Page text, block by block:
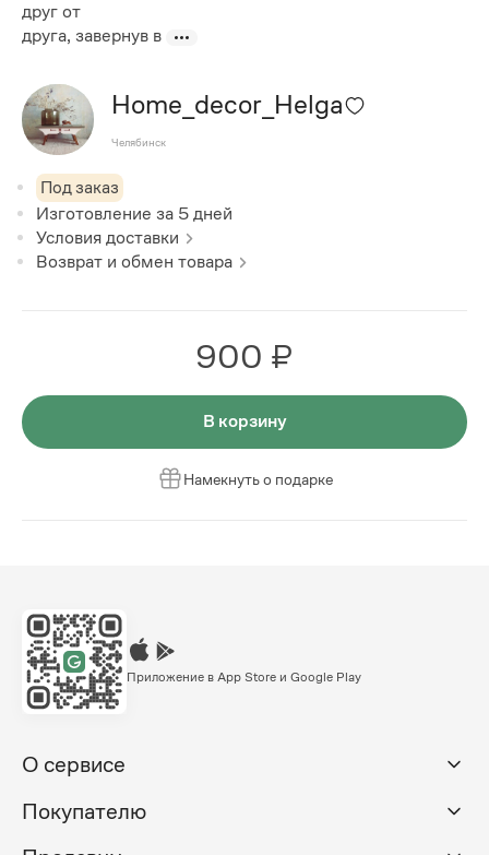
друг от
друга, завернув в
Home_decor_Helga
Челябинск
Под заказ
Изготовление за 5 дней
Условия доставки
Возврат и обмен товара
900 ₽
В корзину
Намекнуть о подарке
Приложение в App Store и Google Play
О сервисе
Покупателю